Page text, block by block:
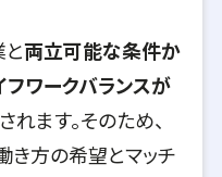
と両立可能な条件か
ワークバランスが
れます。そのため、
き方の希望とマッチ